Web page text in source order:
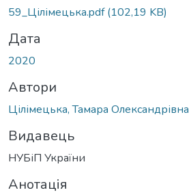
59_Цілімецька.pdf(102,19 KB)
Дата
2020
Автори
Цілімецька, Тамара Олександрівна
Видавець
НУБіП України
Анотація